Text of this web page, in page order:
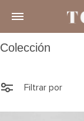
Colección
Filtrar por